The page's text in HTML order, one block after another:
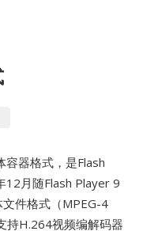
容器格式，是Flash
12月随Flash Player 9
件格式（MPEG-4
持H.264视频编解码器